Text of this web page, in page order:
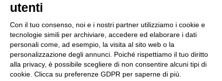
Menu
Home
Shop
Video
Contattaci
utenti
Con il tuo consenso, noi e i nostri partner utilizziamo i cookie e
tecnologie simili per archiviare, accedere ed elaborare i dati
personali come, ad esempio, la visita al sito web o la
personalizzazione degli annunci. Poiché rispettiamo il tuo diritto
alla privacy, è possibile scegliere di non consentire alcuni tipi di
cookie. Clicca su preferenze GDPR per saperne di più.